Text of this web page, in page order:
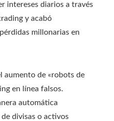
intereses diarios a través
y acabó
millonarias en
aumento de «robots de
en línea falsos.
automática
divisas o activos